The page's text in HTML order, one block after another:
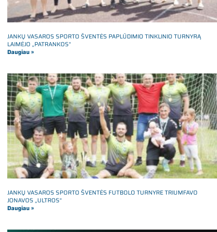
JANKŲ VASAROS SPORTO ŠVENTĖS PAPLŪDIMIO TINKLINIO TURNYRĄ
LAIMĖJO „PATRANKOS“
Daugiau »
JANKŲ VASAROS SPORTO ŠVENTĖS FUTBOLO TURNYRE TRIUMFAVO
JONAVOS „ULTROS“
Daugiau »